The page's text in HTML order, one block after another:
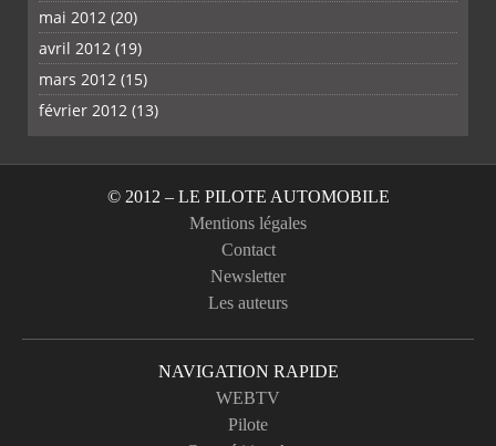
mai 2012 (20)
avril 2012 (19)
mars 2012 (15)
février 2012 (13)
© 2012 – LE PILOTE AUTOMOBILE
Mentions légales
Contact
Newsletter
Les auteurs
NAVIGATION RAPIDE
WEBTV
Pilote